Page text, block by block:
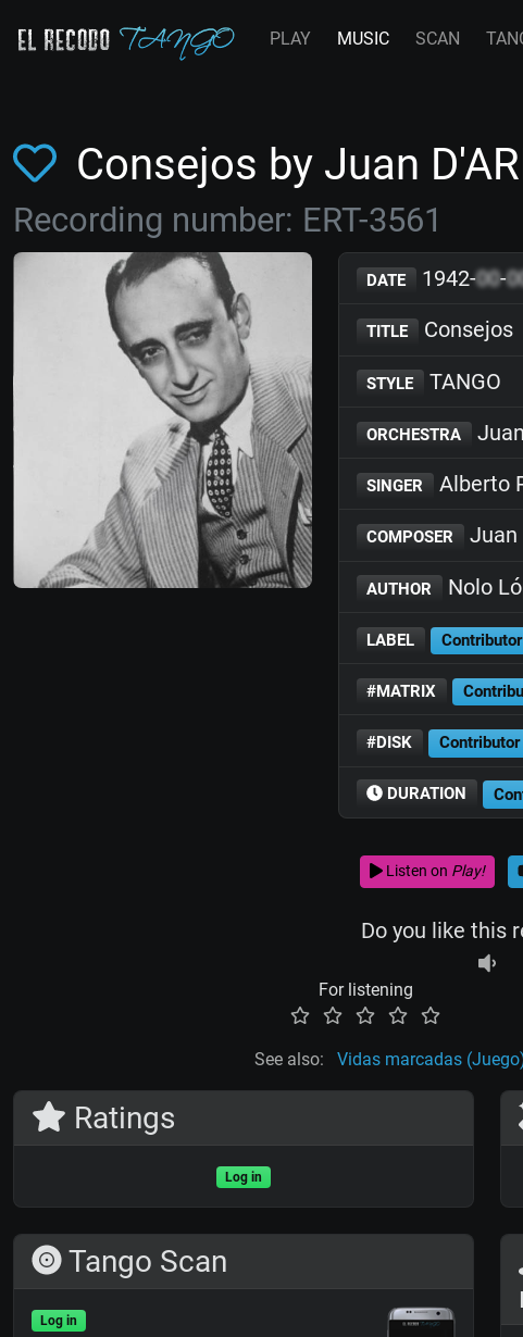
PLAY MUSIC SCAN
Consejos by Juan
Recording number: ERT-3561
DATE 1942-00-
TITLE Consejos
STYLE TANGO
ORCHESTRA
SINGER Alberto
COMPOSER Juan
AUTHOR Nolo
LABEL
#MATRIX
#DISK
DURATION
Listen on Play!
Do you like this
For listening
See also: Vidas marcadas
Ratings
Log in
Tango Scan
Log in